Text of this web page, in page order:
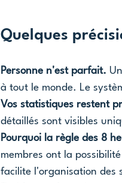
Quelques
Personne n'est parfait.
à tout le monde. Le
Vos statistiques restent
détaillés sont visibles
Pourquoi la règle des 8
membres ont la
facilite l'organisation des